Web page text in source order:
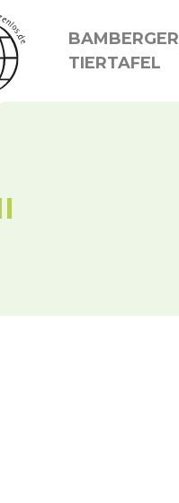
BAMBERGER
TIERTAFEL